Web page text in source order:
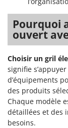
Marcato
Marina
Master
Masterpro
McCulloch
MCH
Pourquoi
ouvert
Choisir un gril
signifie
d’équipements
des produits
Chaque modèle
détaillées et des
besoins.